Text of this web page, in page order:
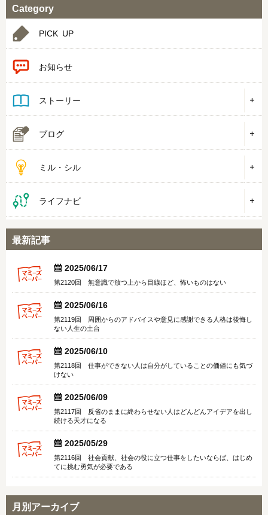
Category
PICK UP
お知らせ
ストーリー
ブログ
ミル・シル
ライフナビ
最新記事
  2025/06/17
第2120回 無意識で放つ上から目線ほど、怖いものはない
  2025/06/16
第2119回 周囲からのアドバイスや意見に感謝できる人格は後悔し
ない人生の土台
  2025/06/10
第2118回 仕事ができない人は自分がしていることの価値にも気づ
けない
  2025/06/09
第2117回 反省のままに終わらせない人はどんどんアイデアを出し
続ける天才になる
  2025/05/29
第2116回 社会貢献、社会の役に立つ仕事をしたいならば、はじめ
てに挑む勇気が必要である
月別アーカイブ